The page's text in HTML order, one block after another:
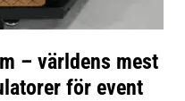
– världens mest
för event